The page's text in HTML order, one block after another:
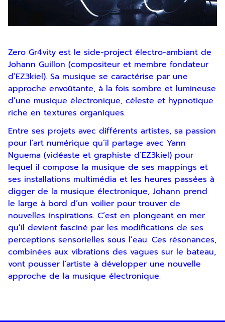
Zero Gr4vity est le side-project électro-ambiant de
Johann Guillon (compositeur et membre fondateur
d’EZ3kiel). Sa musique se caractérise par une
approche envoûtante, à la fois sombre et lumineuse
d’une musique électronique, céleste et hypnotique
riche en textures organiques.
Entre ses projets avec différents artistes, sa passion
pour l’art numérique qu’il partage avec Yann
Nguema (vidéaste et graphiste d’EZ3kiel) pour
lequel il compose la musique de ses mappings et
ses installations multimédia et les heures passées à
digger de la musique électronique, Johann prend
le large à bord d’un voilier pour trouver de
nouvelles inspirations. C’est en plongeant en mer
qu’il devient fasciné par les modifications de ses
perceptions sensorielles sous l’eau. Ces résonances,
combinées aux vibrations des vagues sur le bateau,
vont pousser l’artiste à développer une nouvelle
approche de la musique électronique.
Inscription
Newsletter